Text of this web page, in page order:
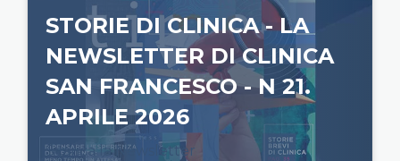
STORIE DI CLINICA - LA
NEWSLETTER DI CLINICA
SAN FRANCESCO - N 21.
APRILE 2026
Scarica la Newsletter